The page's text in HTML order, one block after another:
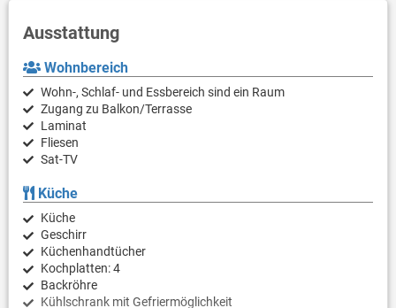
dessen Name mit einer Legende von Königin Jelena verbunden
Heilschlamm in Kroatien.
Ausstattung
Wohnbereich
Wohn-, Schlaf- und Essbereich sind ein Raum
Zugang zu Balkon/Terrasse
Laminat
Fliesen
Sat-TV
Küche
Küche
Geschirr
Küchenhandtücher
Kochplatten: 4
Backröhre
Kühlschrank mit Gefriermöglichkeit